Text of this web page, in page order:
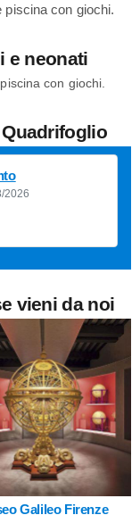
piscina con giochi.
e neonati
con giochi.
2026
vieni da noi
Galileo Firenze